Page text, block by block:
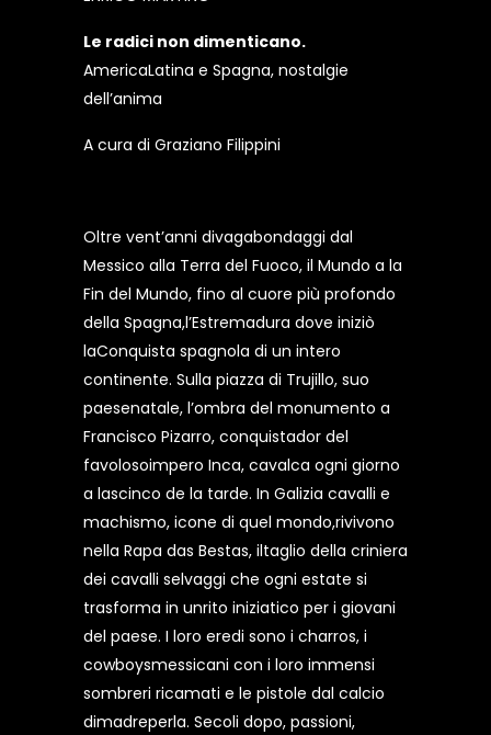
Le radici non dimenticano.
AmericaLatina e Spagna, nostalgie
dell’anima
A cura di Graziano Filippini
Oltre vent’anni divagabondaggi dal
Messico alla Terra del Fuoco, il Mundo a la
Fin del Mundo, fino al cuore più profondo
della Spagna,l’Estremadura dove iniziò
laConquista spagnola di un intero
continente. Sulla piazza di Trujillo, suo
paesenatale, l’ombra del monumento a
Francisco Pizarro, conquistador del
favolosoimpero Inca, cavalca ogni giorno
a lascinco de la tarde. In Galizia cavalli e
machismo, icone di quel mondo,rivivono
nella Rapa das Bestas, iltaglio della criniera
dei cavalli selvaggi che ogni estate si
trasforma in unrito iniziatico per i giovani
del paese. I loro eredi sono i charros, i
cowboysmessicani con i loro immensi
sombreri ricamati e le pistole dal calcio
dimadreperla. Secoli dopo, passioni,